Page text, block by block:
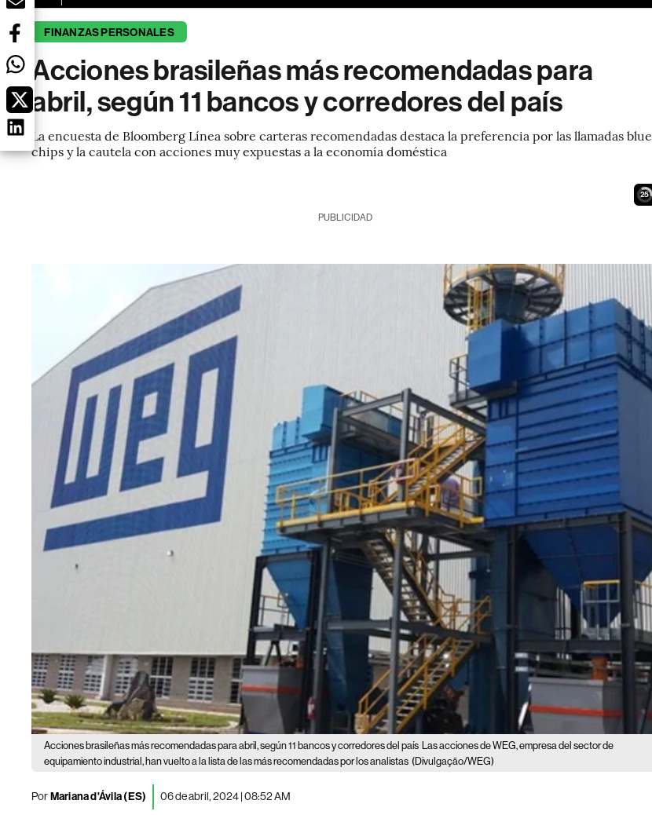
FINANZAS PERSONALES
Acciones brasileñas más recomendadas para
abril, según 11 bancos y corredores del país
La encuesta de Bloomberg Línea sobre carteras recomendadas destaca la preferencia por las llamadas blue
chips y la cautela con acciones muy expuestas a la economía doméstica
24
PUBLICIDAD
Acciones brasileñas más recomendadas para abril, según 11 bancos y corredores del país
Las acciones de WEG, empresa del sector de
equipamiento industrial, han vuelto a la lista de las más recomendadas por los analistas (Divulgação/WEG)
PorMariana d'Ávila (ES) 06 de abril, 2024 | 08:52 AM